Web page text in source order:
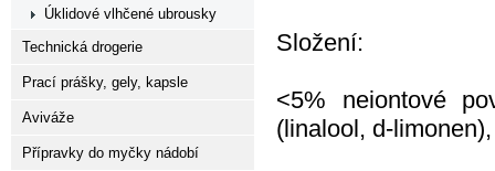
Složení:
<5% neiontové
(linalool, d-
Úklidové vlhčené ubrousky
Technická drogerie
Prací prášky, gely, kapsle
Aviváže
Přípravky do myčky nádobí